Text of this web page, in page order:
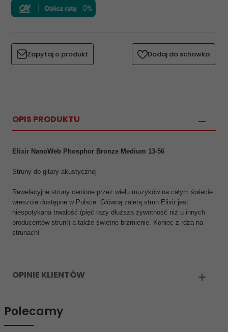
0%
Zapytaj o produkt Dodaj do schowka
OPIS PRODUKTU
Elixir NanoWeb Phosphor Bronze Medium 13-56
Struny do gitary akustycznej
Rewelacyjne struny cenione przez wielu muzyków na całym świecie
wreszcie dostępne w Polsce. Główną zaletą strun Elixir jest
niespotykana trwałość (pięć razy dłuższa żywotność niż u innych
producentów strun!) a także świetne brzmienie. Koniec z rdzą na
strunach!
OPINIE KLIENTÓW
Polecamy